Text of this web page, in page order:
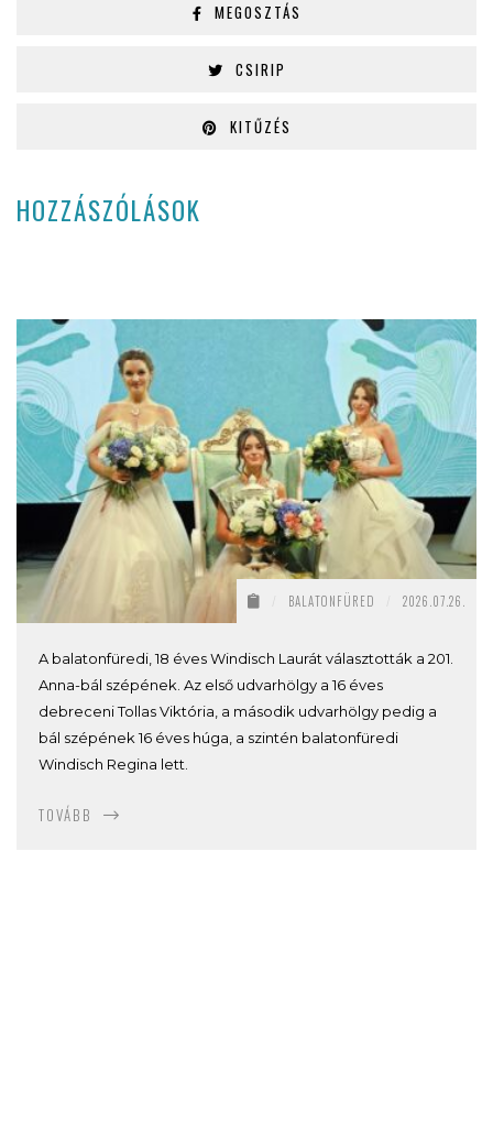
MEGOSZTÁS
CSIRIP
KITŰZÉS
HOZZÁSZÓLÁSOK
BALATONFÜRED 2026.07.26.
A balatonfüredi, 18 éves Windisch Laurát választották a 201.
Anna-bál szépének. Az első udvarhölgy a 16 éves
debreceni Tollas Viktória, a második udvarhölgy pedig a
bál szépének 16 éves húga, a szintén balatonfüredi
Windisch Regina lett.
TOVÁBB